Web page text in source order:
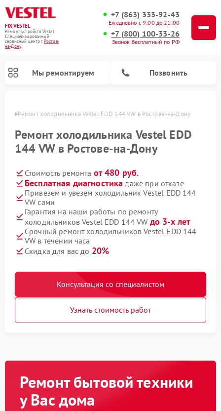
FIX-VESTEL
Ремонт устройств Vestel
Специализированный
cервисный центр г.Ростов-
на-Дону
+7 (863) 333-92-43
Ежедневно с 9:00 до 21:00
+7 (800) 100-33-26
Звонок бесплатный по РФ
Мы ремонтируем Позвонить
Ремонт холодильника Vestel EDD 144 VW в Ростове-на-Дону
Ремонт холодильника Vestel EDD
144 VW в Ростове-на-Дону
Стоимость ремонта от 480 руб.
Бесплатная диагностика даже при отказе
Привезем и увезем холодильник Vestel EDD 144
VW сами
Гарантия на наши работы по ремонту
холодильников Vestel EDD 144 VW до 3-х лет
Срочный ремонт холодильников Vestel EDD 144
VW в течении часа
Скидка для вас до 20%
Консультация со специалистом
Узнать стоимость работ
Ремонт бытовой техники
у Вас дома